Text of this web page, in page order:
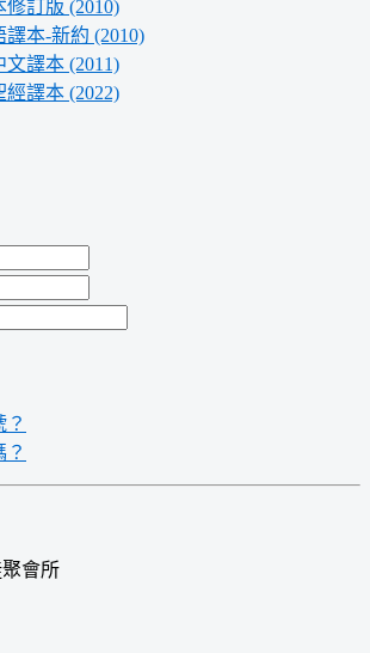
訂版 (2010)
本-新約 (2010)
譯本 (2011)
譯本 (2022)
會所